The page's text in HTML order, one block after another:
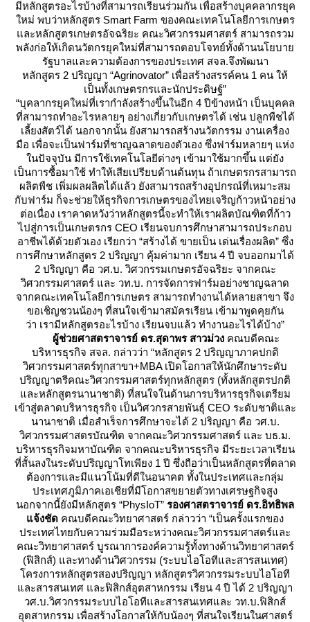
มีหลักสูตรอะไรบ้างที่สามารถเรียนร่วมกัน เพื่อสร้างบุคคลากรยุค
หม่ พบว่าหลักสูตร Smart Farm ของคณะเทคโนโลยีการเกษตร
ละหลักสูตรเกษตรอัจฉริยะ คณะวิศวกรรมศาสตร์ สามารถรวม
พลังก่อให้เกิดนวัตกรยุคใหม่ที่สามารถตอบโจทย์ทั้งด้านนโยบา
รัฐบาลและความต้องการของประเทศ สจล.จึงพัฒนา
หลักสูตร 2 ปริญญา “Agrinovator” เพื่อสร้างสรรค์คน 1 คน ให้
เป็นทั้งเกษตรกรและนักประดิษฐ์”
“บุคลากรยุคใหม่ที่เรากำลังสร้างขึ้นในอีก 4 ปีข้างหน้า เป็นบุคคล
ที่สามารถทำอะไรหลายๆ อย่างเกี่ยวกับเกษตรได้ เช่น ปลูกพืชได้
เลี้ยงสัตว์ได้ นอกจากนั้น ยังสามารถสร้างนวัตกรรม งานเครื่อง
มือ เพื่อจะเป็นฟาร์มที่ชาญฉลาดของตัวเอง ซึ่งฟาร์มหลายๆ แห่ง
นปัจจุบัน มีการใช้เทคโนโลยีต่างๆ เข้ามาใช้มากขึ้น แต่ยัง
เป็นการซื้อมาใช้ ทำให้เสียเปรียบด้านต้นทุน ถ้าเกษตรกรสามารถ
ผลิตพืช เพิ่มผลผลิตได้แล้ว ยังสามารถสร้างอุปกรณ์ที่เหมาะสม
กับฟาร์ม ก็จะช่วยให้ธุรกิจการเกษตรของไทยเจริญก้าวหน้าอย่าง
ต่อเนื่อง เราคาดหวังว่าหลักสูตรนี้จะทำให้เราผลิตบัณฑิตที่ก้าว
ไปสู่การเป็นเกษตรกร CEO เรียนจบการศึกษาสามารถประกอบ
อาชีพได้ด้วยตัวเอง เรียกว่า “สร้างได้ ขายเป็น เด่นเรื่องผลิต” ซึ่ง
การศึกษาหลักสูตร 2 ปริญญา คุ้มค่ามาก เรียน 4 ปี จบออกมาได้
2 ปริญญา คือ วศ.บ. วิศวกรรมเกษตรอัจฉริยะ จากคณะ
วิศวกรรมศาสตร์ และ วท.บ. การจัดการฟาร์มอย่างชาญฉลาด
จากคณะเทคโนโลยีการเกษตร สามารถทำงานได้หลายสาขา จึง
ขอเชิญชวนน้องๆ ที่สนใจเข้ามาสมัครเรียน เข้ามาพูดคุยกัน
ว่า เรามีหลักสูตรอะไรบ้าง เรียนจบแล้ว ทำงานอะไรได้บ้าง”
ผู้ช่วยศาสตราจารย์ ดร.สุดาพรสาวม่วง คณบดีคณะ
บริหารธุรกิจ สจล. กล่าวว่า “หลักสูตร 2 ปริญญาภาคปกติ
วิศวกรรมศาสตร์ทุกสาขา+MBA เปิดโอกาสให้นักศึกษาระดับ
ปริญญาตรีคณะวิศวกรรมศาสตร์ทุกหลักสูตร (ทั้งหลักสูตรปกติ
ละหลักสูตรนานาชาติ) ที่สนใจในด้านการบริหารธุรกิจเตรียม
เข้าสู่ตลาดบริหารธุรกิจ เป็นวิศวกรสายพันธุ์ CEO ระดับชาติและ
นานาชาติ เมื่อสำเร็จการศึกษาจะได้ 2 ปริญญา คือ วศ.บ.
วิศวกรรมศาสตรบัณฑิต จากคณะวิศวกรรมศาสตร์ และ บธ.ม.
บริหารธุรกิจมหาบัณฑิต จากคณะบริหารธุรกิจ มีระยะเวลาเรียน
ที่สั้นลงในระดับปริญญาโทเพียง 1 ปี ซึ่งถือว่าเป็นหลักสูตรที่ตลาด
ต้องการและมีแนวโน้มที่ดีในอนาคต ทั้งในประเทศและกลุ่ม
ประเทศภูมิภาคเอเชียที่มีโอกาสขยายตัวทางเศรษฐกิจสูง
นอกจากนี้ยังมีหลักสูตร “PhysIoT” รองศาสตราจารย์ ดร.อิทธิพล
จ้งชัด คณบดีคณะวิทยาศาสตร์ กล่าวว่า “เป็นครั้งแรกของ
ประเทศไทยกับความร่วมมือระหว่างคณะวิศวกรรมศาสตร์และ
คณะวิทยาศาสตร์ บูรณาการองค์ความรู้ทั้งทางด้านวิทยาศาสตร์
(ฟิสิกส์) และทางด้านวิศวกรรม (ระบบไอโอทีและสารสนเทศ)
ครงการหลักสูตรสองปริญญา หลักสูตรวิศวกรรมระบบไอโอที
ละสารสนเทศ และฟิสิกส์อุตสาหกรรม เรียน 4 ปี ได้ 2 ปริญญา
วศ.บ.วิศวกรรมระบบไอโอทีและสารสนเทศและ วท.บ.ฟิสิกส์
อุตสาหกรรม เพื่อสร้างโอกาสให้กับน้องๆ ที่สนใจเรียนในศาสตร์